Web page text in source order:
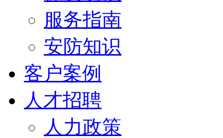
服务指南
安防知识
客户案例
人才招聘
人力政策